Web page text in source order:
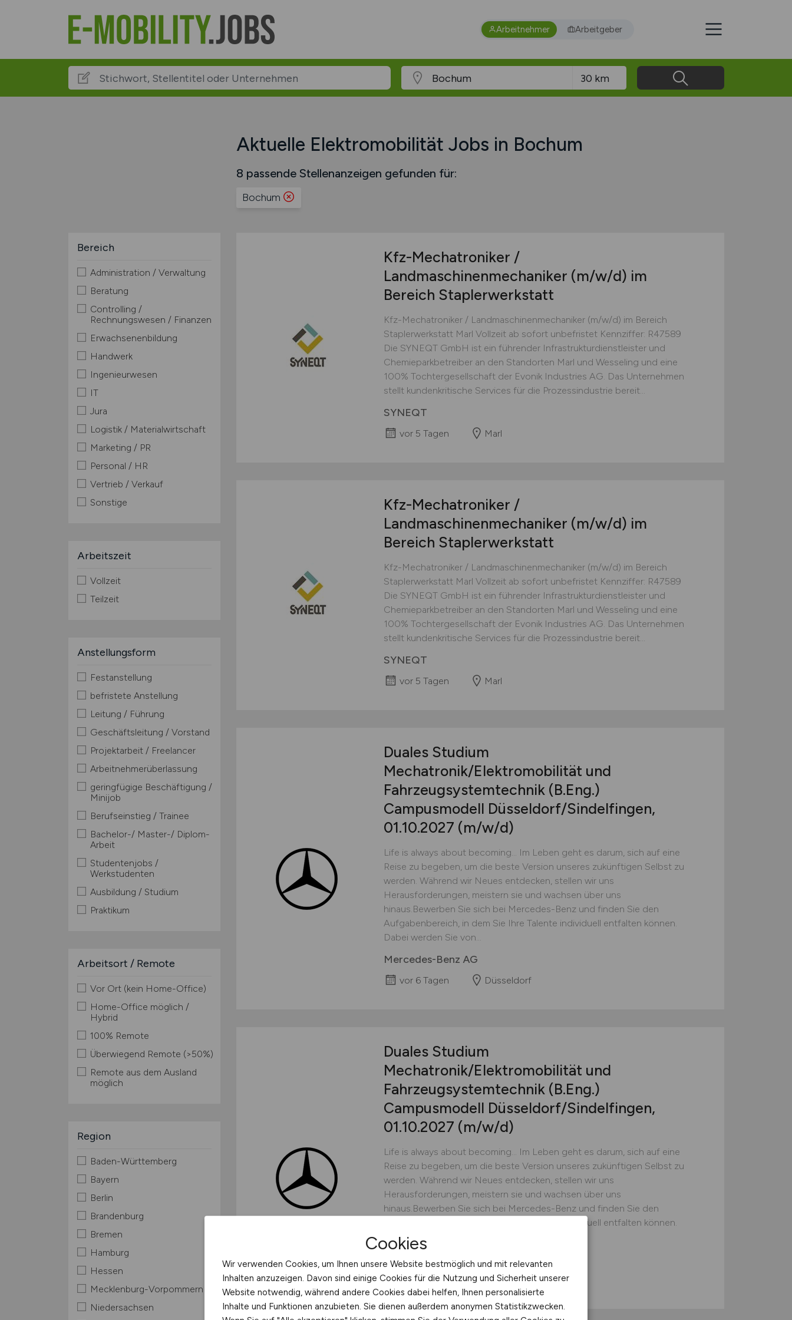
Arbeitnehmer Arbeitgeber
Aktuelle Elektromobilität Jobs in Bochum
8 passende Stellenanzeigen gefunden für:
Bochum
Bereich
Administration / Verwaltung
Beratung
Controlling /
Rechnungswesen / Finanzen
Erwachsenenbildung
Handwerk
Ingenieurwesen
IT
Jura
Logistik / Materialwirtschaft
Marketing / PR
Personal / HR
Vertrieb / Verkauf
Sonstige
Arbeitszeit
Vollzeit
Teilzeit
Anstellungsform
Festanstellung
befristete Anstellung
Leitung / Führung
Geschäftsleitung / Vorstand
Projektarbeit / Freelancer
Arbeitnehmerüberlassung
geringfügige Beschäftigung /
Minijob
Berufseinstieg / Trainee
Bachelor-/ Master-/ Diplom-
Arbeit
Studentenjobs /
Werkstudenten
Ausbildung / Studium
Praktikum
Arbeitsort / Remote
Vor Ort (kein Home-Office)
Home-Office möglich /
Hybrid
100% Remote
Überwiegend Remote (>50%)
Remote aus dem Ausland
möglich
Region
Baden-Württemberg
Bayern
Berlin
Brandenburg
Bremen
Hamburg
Hessen
Mecklenburg-Vorpommern
Niedersachsen
Kfz-Mechatroniker /
Landmaschinenmechaniker (m/w/d) im
Bereich Staplerwerkstatt
Kfz-Mechatroniker / Landmaschinenmechaniker (m/w/d) im Bereich
Staplerwerkstatt Marl Vollzeit ab sofort unbefristet Kennziffer: R47589
Die SYNEQT GmbH ist ein führender Infrastrukturdienstleister und
Chemieparkbetreiber an den Standorten Marl und Wesseling und eine
100% Tochtergesellschaft der Evonik Industries AG. Das Unternehmen
stellt kundenkritische Services für die Prozessindustrie bereit...
SYNEQT
vor 5 Tagen Marl
Kfz-Mechatroniker /
Landmaschinenmechaniker (m/w/d) im
Bereich Staplerwerkstatt
Kfz-Mechatroniker / Landmaschinenmechaniker (m/w/d) im Bereich
Staplerwerkstatt Marl Vollzeit ab sofort unbefristet Kennziffer: R47589
Die SYNEQT GmbH ist ein führender Infrastrukturdienstleister und
Chemieparkbetreiber an den Standorten Marl und Wesseling und eine
100% Tochtergesellschaft der Evonik Industries AG. Das Unternehmen
stellt kundenkritische Services für die Prozessindustrie bereit...
SYNEQT
vor 5 Tagen Marl
Duales Studium
Mechatronik/Elektromobilität und
Fahrzeugsystemtechnik (B.Eng.)
Campusmodell Düsseldorf/Sindelfingen,
01.10.2027 (m/w/d)
Life is always about becoming… Im Leben geht es darum, sich auf eine
Reise zu begeben, um die beste Version unseres zukünftigen Selbst zu
werden. Während wir Neues entdecken, stellen wir uns
Herausforderungen, meistern sie und wachsen über uns
hinaus.Bewerben Sie sich bei Mercedes-Benz und finden Sie den
Aufgabenbereich, in dem Sie Ihre Talente individuell entfalten können.
Dabei werden Sie von...
Mercedes-Benz AG
vor 6 Tagen Düsseldorf
Duales Studium
Mechatronik/Elektromobilität und
Fahrzeugsystemtechnik (B.Eng.)
Campusmodell Düsseldorf/Sindelfingen,
01.10.2027 (m/w/d)
Life is always about becoming… Im Leben geht es darum, sich auf eine
Reise zu begeben, um die beste Version unseres zukünftigen Selbst zu
werden. Während wir Neues entdecken, stellen wir uns
Herausforderungen, meistern sie und wachsen über uns
hinaus.Bewerben Sie sich bei Mercedes-Benz und finden Sie den
Aufgabenbereich, in dem Sie Ihre Talente individuell entfalten können.
Dabei werden Sie von...
Mercedes-Benz AG
vor 6 Tagen Düsseldorf
Cookies
Wir verwenden Cookies, um Ihnen unsere Website bestmöglich und mit relevanten
Inhalten anzuzeigen. Davon sind einige Cookies für die Nutzung und Sicherheit unserer
Website notwendig, während andere Cookies dabei helfen, Ihnen personalisierte
Inhalte und Funktionen anzubieten. Sie dienen außerdem anonymen Statistikzwecken.